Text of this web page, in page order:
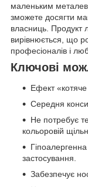
маленьким
зможете досягти
власниць. Продукт
вирівнюється, що
професіоналів і
Ключові
Ефект
Середня
Не потребує
кольоровій
застосування.
Забезпечує